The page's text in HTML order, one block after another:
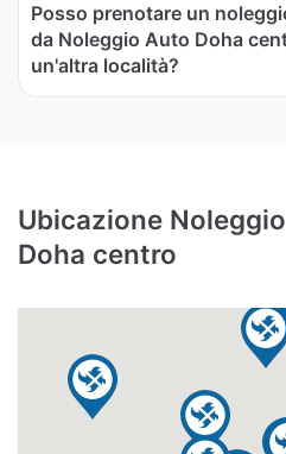
Posso prenotare un
da Noleggio Auto Doha
un'altra località?
Ubicazione
Doha centro